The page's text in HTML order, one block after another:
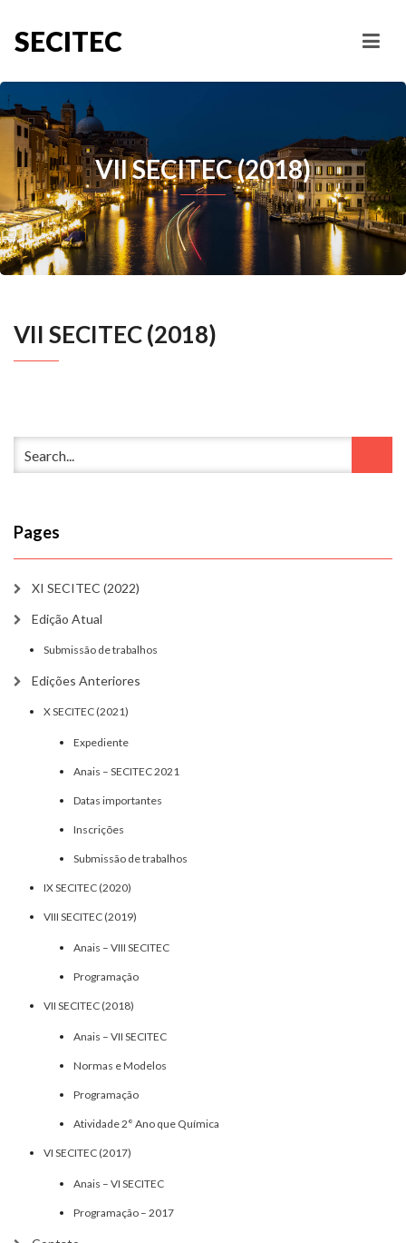
SECITEC
VII SECITEC (2018)
VII SECITEC (2018)
Pages
XI SECITEC (2022)
Edição Atual
Submissão de trabalhos
Edições Anteriores
X SECITEC (2021)
Expediente
Anais – SECITEC 2021
Datas importantes
Inscrições
Submissão de trabalhos
IX SECITEC (2020)
VIII SECITEC (2019)
Anais – VIII SECITEC
Programação
VII SECITEC (2018)
Anais – VII SECITEC
Normas e Modelos
Programação
Atividade 2° Ano que Química
VI SECITEC (2017)
Anais – VI SECITEC
Programação – 2017